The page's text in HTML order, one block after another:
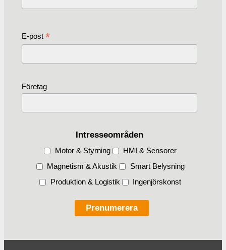
E-post *
Företag
Intresseområden
Motor & Styrning
HMI & Sensorer
Magnetism & Akustik
Smart Belysning
Produktion & Logistik
Ingenjörskonst